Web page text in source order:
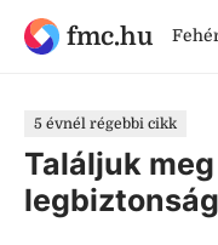
fmc.hu
5 évnél régebbi cikk
Találjuk meg